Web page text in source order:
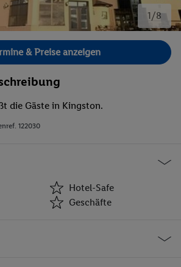
1/8
& Preise anzeigen
die Gäste in Kingston.
122030
Hotel-Safe
Geschäfte